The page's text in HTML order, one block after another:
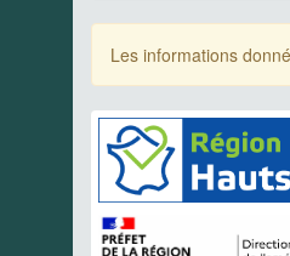
Les informations